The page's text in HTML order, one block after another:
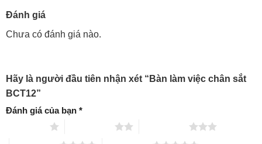
Đánh giá
Chưa có đánh giá nào.
Hãy là người đầu tiên nhận xét “Bàn làm việc chân sắt
BCT12”
Đánh giá của bạn *